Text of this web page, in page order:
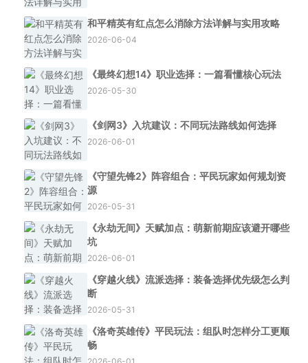
和平精英有红点怎么消除方法详解与实用攻略
2026-06-04
《最终幻想14》职业选择：一篇看懂核心玩法
2026-05-30
《剑网3》入坑建议：不同玩法路线如何选择
2026-06-01
《守望先锋2》阵容组合：平民玩家如何规划资
源
2026-05-31
《永劫无间》天赋加点：萌新前期应该避开哪些
坑
2026-06-01
《穿越火线》流派选择：装备选择优先级怎么判
断
2026-05-31
《洛奇英雄传》平民玩法：组队时怎样分工更顺
畅